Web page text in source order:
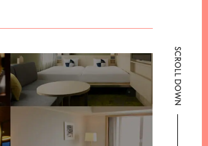
SCROLL DOWN